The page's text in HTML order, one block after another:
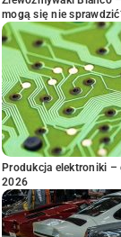
mogą się nie
Produkcja elektroniki –
2026